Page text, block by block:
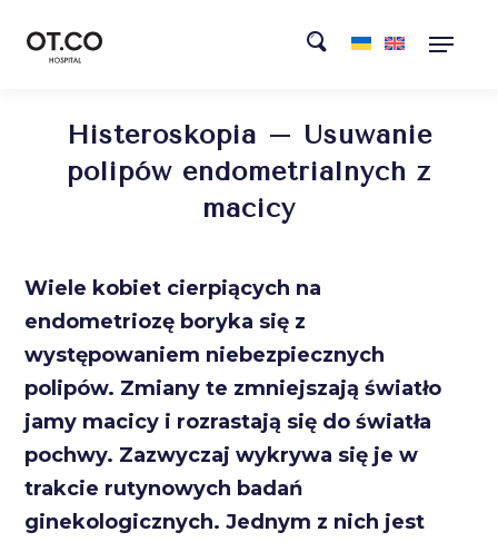
Histeroskopia – Usuwanie
polipów endometrialnych z
macicy
Wiele kobiet cierpiących na
endometriozę boryka się z
występowaniem niebezpiecznych
polipów. Zmiany te zmniejszają światło
jamy macicy i rozrastają się do światła
pochwy. Zazwyczaj wykrywa się je w
trakcie rutynowych badań
ginekologicznych. Jednym z nich jest